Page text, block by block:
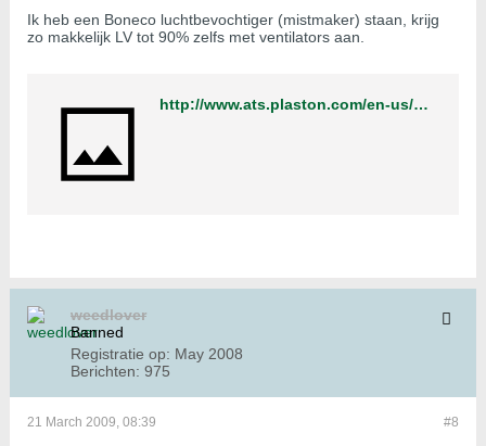
Ik heb een Boneco luchtbevochtiger (mistmaker) staan, krijg
zo makkelijk LV tot 90% zelfs met ventilators aan.
http://www.ats.plaston.com/en-us/Products/Ultrasonic/U7145
weedlover
Banned
Registratie op: May 2008
Berichten: 975
#8
21 March 2009, 08:39